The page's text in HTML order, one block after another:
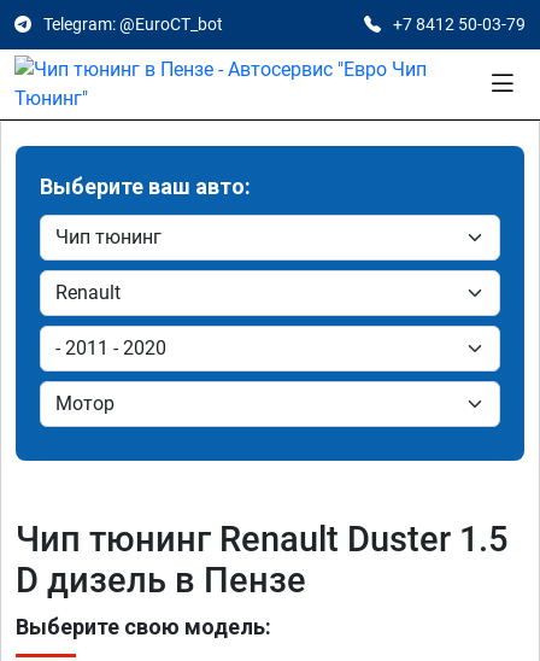
Telegram: @EuroCT_bot +7 8412 50-03-79
Выберите ваш авто:
Чип тюнинг Renault Duster 1.5
D дизель в Пензе
Выберите свою модель: